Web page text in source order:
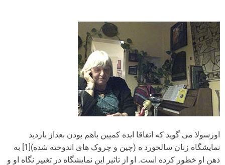
اورسولا می گوید که اتفاقا ایده کمپین باهم بودن بعداز بازدید
نمایشگاه زنان سالخورد ه (چین و چروک های اندوخته شده)[1] به
ذهن او خطور کرده است. او از تاثیر این نمایشگاه در تغییر نگاه او و